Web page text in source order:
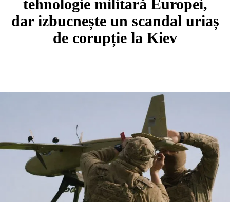
tehnologie militară Europei,
dar izbucnește un scandal uriaș
de corupție la Kiev